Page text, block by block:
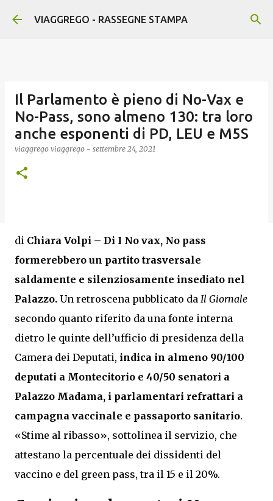
Passa ai contenuti principali
VIAGGREGO - RASSEGNE STAMPA
Il Parlamento è pieno di No-Vax e
No-Pass, sono almeno 130: tra loro
anche esponenti di PD, LEU e M5S
viaggrego viaggrego - settembre 24, 2021
di Chiara Volpi – Di I No vax, No pass
formerebbero un partito trasversale
saldamente e silenziosamente insediato nel
Palazzo. Un retroscena pubblicato da Il Giornale
secondo quanto riferito da una fonte interna
dietro le quinte dell’ufficio di presidenza della
Camera dei Deputati, indica in almeno 90/100
deputati a Montecitorio e 40/50 senatori a
Palazzo Madama, i parlamentari refrattari a
campagna vaccinale e passaporto sanitario.
«Stime al ribasso», sottolinea il servizio, che
attestano la percentuale dei dissidenti del
vaccino e del green pass, tra il 15 e il 20%.